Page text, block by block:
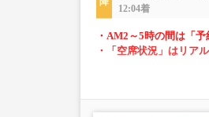
12:04着
・AM2～5時の間は「予
・「空席状況」はリア
・車内を常時換気、